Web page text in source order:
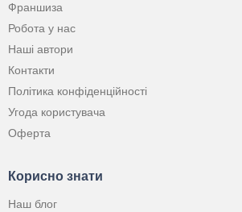
Франшиза
Робота у нас
Наші автори
Контакти
Політика конфіденційності
Угода користувача
Оферта
Корисно знати
Наш блог